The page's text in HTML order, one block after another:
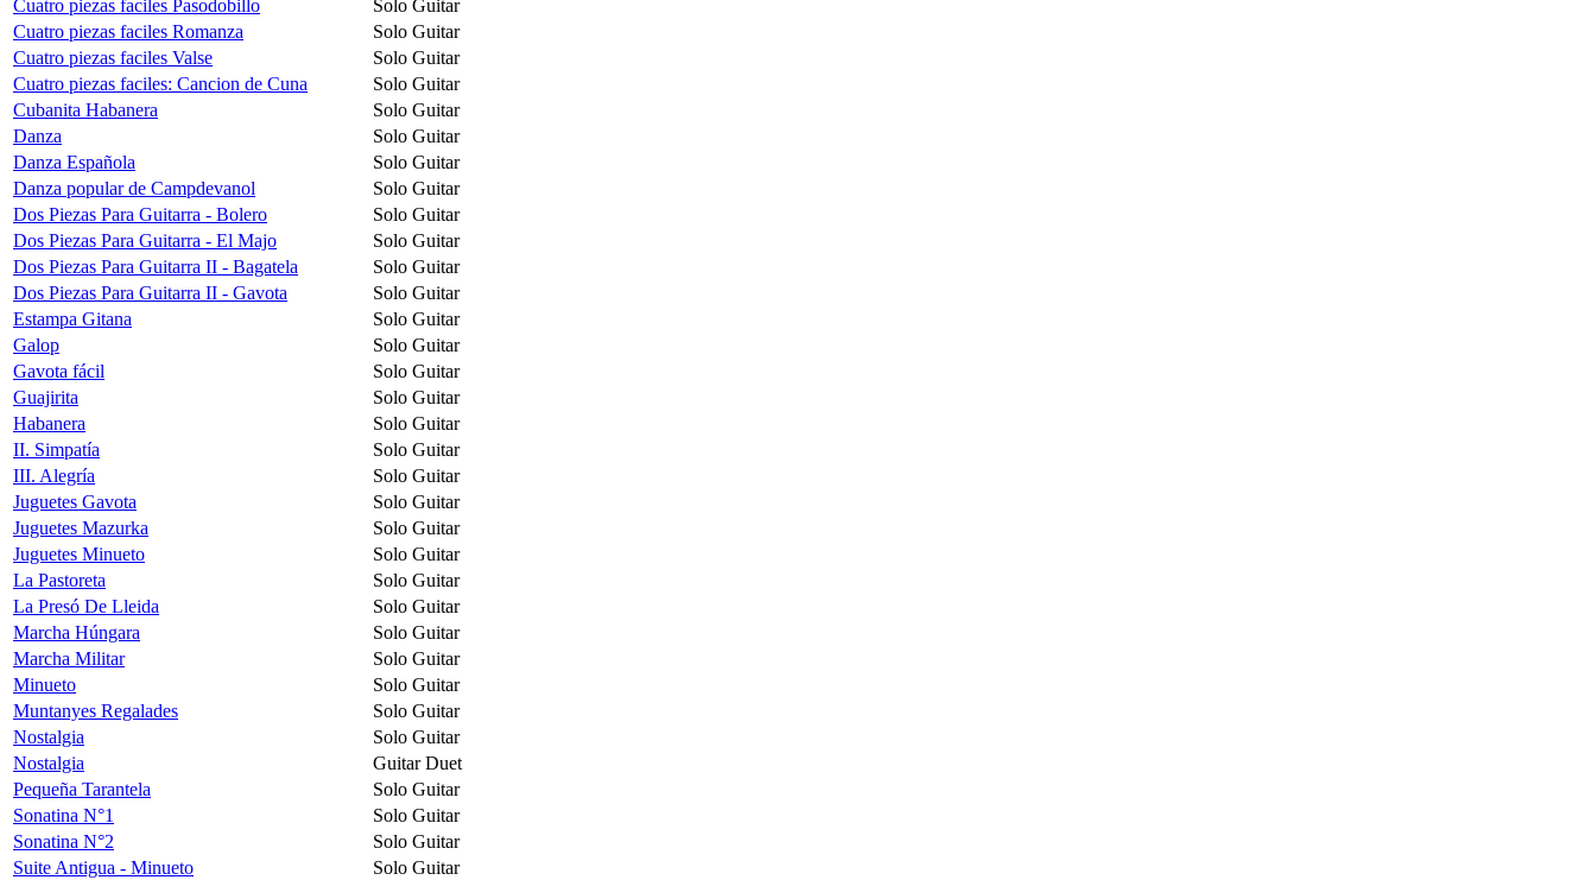
Cuatro piezas faciles Pasodobillo
Solo Guitar
Cuatro piezas faciles Romanza
Solo Guitar
Cuatro piezas faciles Valse
Solo Guitar
Cuatro piezas faciles: Cancion de Cuna
Solo Guitar
Cubanita Habanera
Solo Guitar
Danza
Solo Guitar
Danza Española
Solo Guitar
Danza popular de Campdevanol
Solo Guitar
Dos Piezas Para Guitarra - Bolero
Solo Guitar
Dos Piezas Para Guitarra - El Majo
Solo Guitar
Dos Piezas Para Guitarra II - Bagatela
Solo Guitar
Dos Piezas Para Guitarra II - Gavota
Solo Guitar
Estampa Gitana
Solo Guitar
Galop
Solo Guitar
Gavota fácil
Solo Guitar
Guajirita
Solo Guitar
Habanera
Solo Guitar
II. Simpatía
Solo Guitar
III. Alegría
Solo Guitar
Juguetes Gavota
Solo Guitar
Juguetes Mazurka
Solo Guitar
Juguetes Minueto
Solo Guitar
La Pastoreta
Solo Guitar
La Presó De Lleida
Solo Guitar
Marcha Húngara
Solo Guitar
Marcha Militar
Solo Guitar
Minueto
Solo Guitar
Muntanyes Regalades
Solo Guitar
Nostalgia
Solo Guitar
Nostalgia
Guitar Duet
Pequeña Tarantela
Solo Guitar
Sonatina N°1
Solo Guitar
Sonatina N°2
Solo Guitar
Suite Antigua - Minueto
Solo Guitar